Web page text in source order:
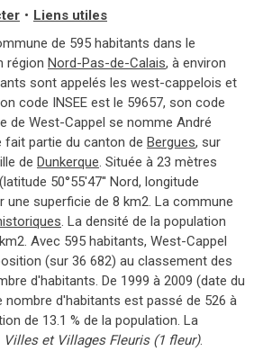
• Liens utiles
de 595 habitants dans le
région Nord-Pas-de-Calais, à environ
sont appelés les west-cappelois et
code INSEE est le 59657, son code
de West-Cappel se nomme André
fait partie du canton de Bergues, sur
de Dunkerque. Située à 23 mètres
50°55'47'' Nord, longitude
une superficie de 8 km2. La commune
. La densité de la population
Avec 595 habitants, West-Cappel
(sur 36 682) au classement des
d'habitants. De 1999 à 2009 (date du
nombre d'habitants est passé de 526 à
de 13.1 % de la population. La
Villes et Villages Fleuris (1 fleur).